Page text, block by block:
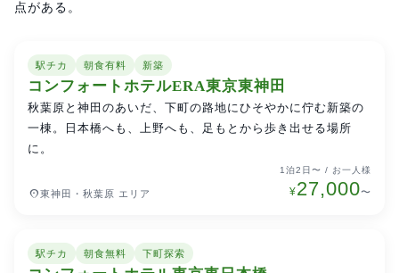
点がある。
駅チカ 朝食有料 新築
コンフォートホテルERA東京東神田
秋葉原と神田のあいだ、下町の路地にひそやかに佇む新築の
一棟。日本橋へも、上野へも、足もとから歩き出せる場所
に。
place東神田・秋葉原 エリア
1泊2日〜 / お一人様
¥27,000〜
駅チカ 朝食無料 下町探索